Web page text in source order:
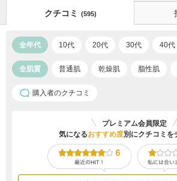
クチコミ (595)
全年代 10代 20代 30代 40代
全肌質 普通肌 乾燥肌 脂性肌
購入者のクチコミ
プレミアム会員限定
気になるおすすめ度別にクチコミを